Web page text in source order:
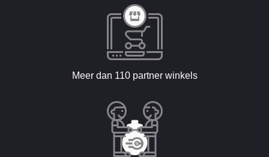
Meer dan 110 partner winkels